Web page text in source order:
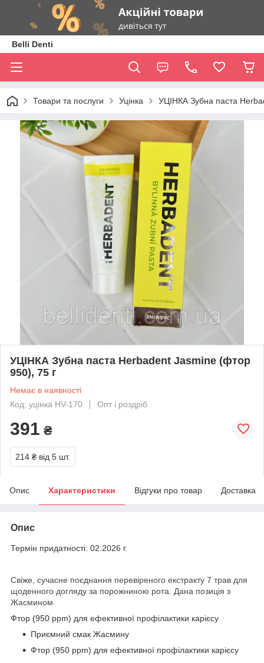
Belli Denti
Товари та послуги Уцінка УЦІНКА Зубна паста
УЦІНКА Зубна паста Herbadent Jasmine (фтор
950), 75 г
Немає в наявності
Код: уцінка HV-170
Опт і роздріб
391 ₴
214 ₴ від 5 шт.
Опис Характеристики Відгуки про товар Доставка
Опис
Термін придатності: 02.2026 г.
Свіже, сучасне поєднання перевіреного екстракту 7 трав для
щоденного догляду за порожниною рота. Дана позиція з
Жасмином.
Фтор (950 ppm) для ефективної профілактики карієсу
Приємний смак Жасмину
Фтор (950 ppm) для ефективної профілактики карієсу